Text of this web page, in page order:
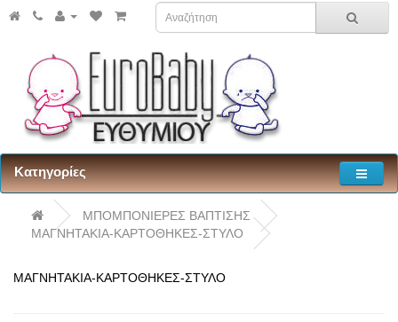
Κατηγορίες
ΜΠΟΜΠΟΝΙΕΡΕΣ ΒΑΠΤΙΣΗΣ
ΜΑΓΝΗΤΑΚΙΑ-ΚΑΡΤΟΘΗΚΕΣ-ΣΤΥΛΟ
ΜΑΓΝΗΤΑΚΙΑ-ΚΑΡΤΟΘΗΚΕΣ-ΣΤΥΛΟ